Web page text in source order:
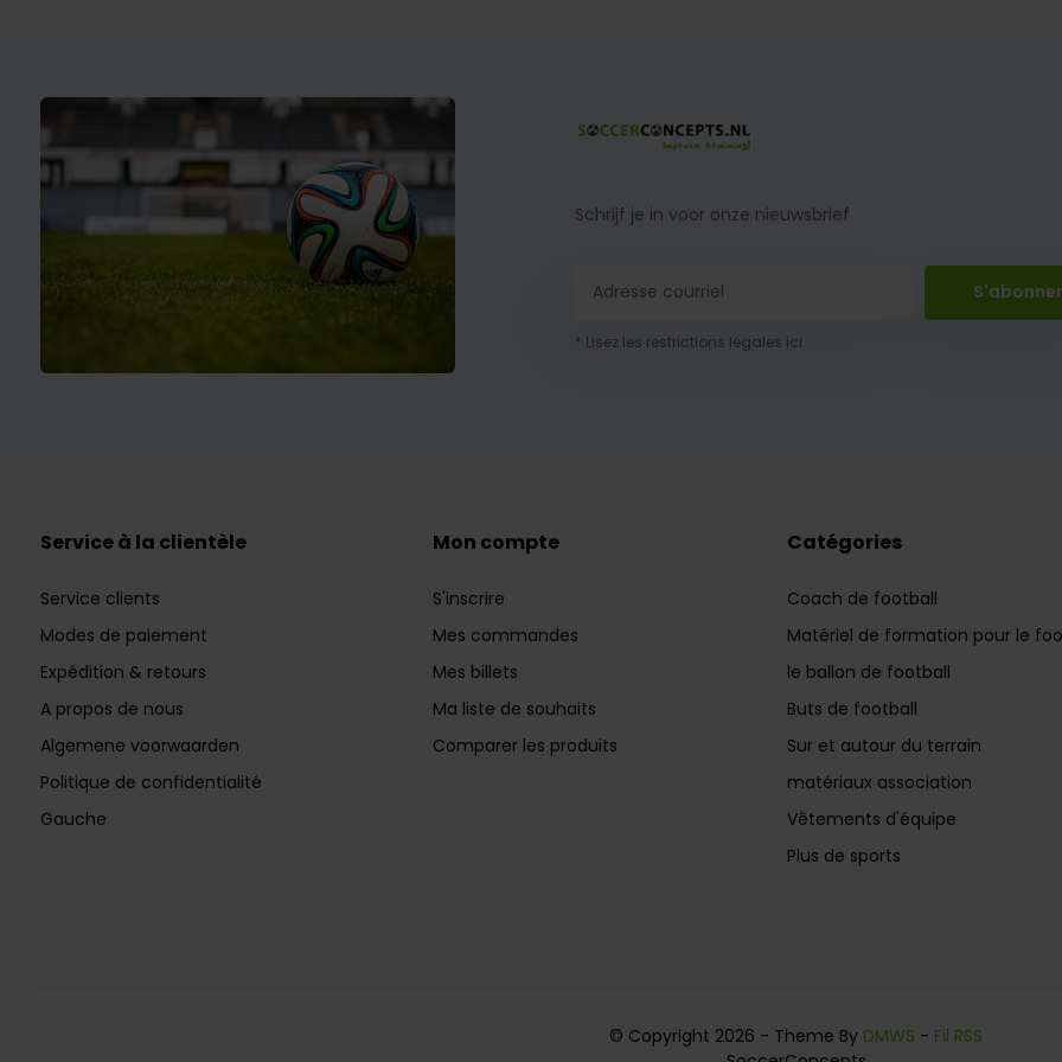
Schrijf je in voor onze nieuwsbrief
* Lisez les restrictions légales ici
Service à la clientèle
Service clients
Modes de paiement
Expédition & retours
A propos de nous
Algemene voorwaarden
Politique de confidentialité
Gauche
Mon compte
S'inscrire
Mes commandes
Mes billets
Ma liste de souhaits
Comparer les produits
Catégories
Coach de football
Matériel de formation pour le
le ballon de football
Buts de football
Sur et autour du terrain
matériaux association
Vêtements d'équipe
Plus de sports
© Copyright 2026 - Theme By DMWS - Fil RSS